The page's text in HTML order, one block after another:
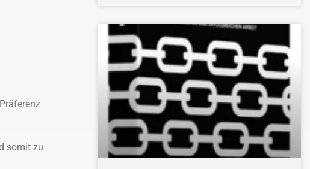
somit zu